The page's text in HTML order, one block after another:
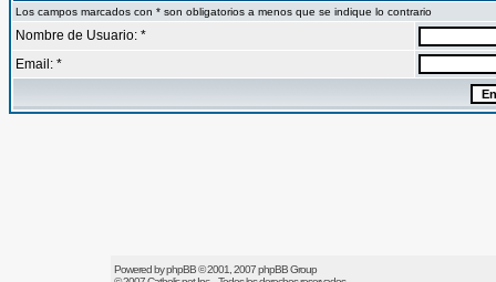
Los campos marcados con * son obligatorios a menos que se indique lo contrario
Nombre de Usuario: *
Email: *
Powered byphpBB© 2001, 2007 phpBB Group